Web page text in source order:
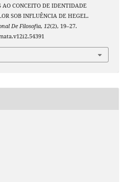
AO CONCEITO DE IDENTIDADE
SOB INFLUÊNCIA DE HEGEL.
De Filosofia, 12(2), 19–27.